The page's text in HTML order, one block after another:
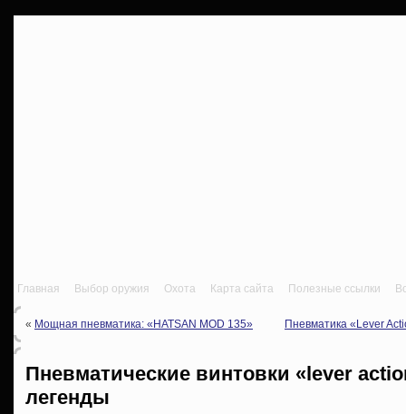
Главная Выбор оружия Охота Карта сайта Полезные ссылки
« Мощная пневматика: «HATSAN MOD 135» Пневматика «Lever
Пневматические винтовки «lever
легенды